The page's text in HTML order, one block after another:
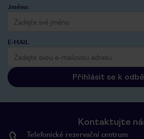
Jméno:
E-MAIL
Přihlásit se k
Kontaktujte
Telefonické rezervační centrum